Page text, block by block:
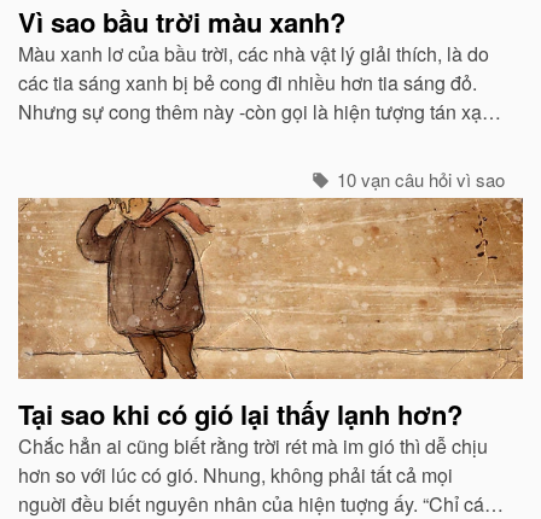
Vì sao bầu trời màu xanh?
Màu xanh lơ của bầu trời, các nhà vật lý giải thích, là do
các tia sáng xanh bị bẻ cong đi nhiều hơn tia sáng đỏ.
Nhưng sự cong thêm này -còn gọi là hiện tượng tán xạ -
10 vạn câu hỏi vì sao
Tại sao khi có gió lại thấy lạnh hơn?
Chắc hẳn ai cũng biết rằng trời rét mà im gió thì dễ chịu
hơn so với lúc có gió. Nhung, không phải tất cả mọi
nguời đều biết nguyên nhân của hiện tuợng ấy. “Chỉ các